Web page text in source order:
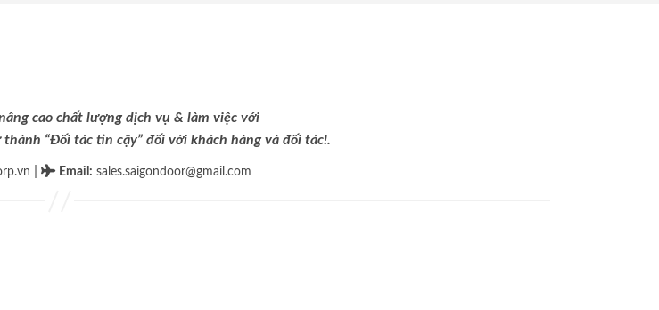
cao chất lượng dịch vụ & làm việc với
thành “Đối tác tin cậy” đối với khách hàng và đối tác!.
Email : sales.saigondoor@gmail.com